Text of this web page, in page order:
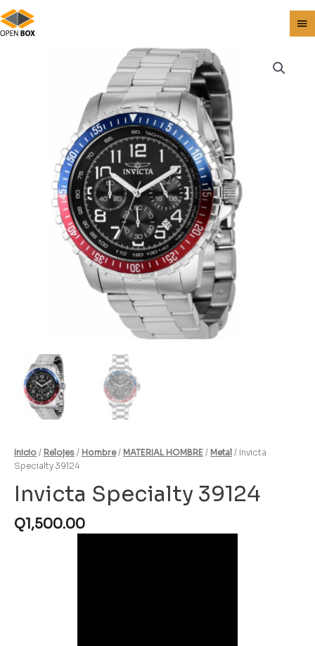
Inicio / Relojes / Hombre/ MATERIAL HOMBRE / Metal / Invicta
Specialty 39124
Invicta Specialty 39124
Q1,500.00